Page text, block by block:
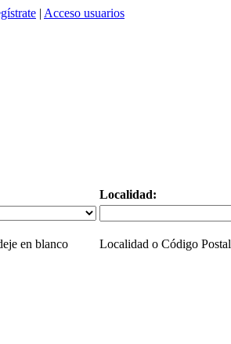
| Acceso usuarios
Localidad:
en blanco Localidad o Código Postal